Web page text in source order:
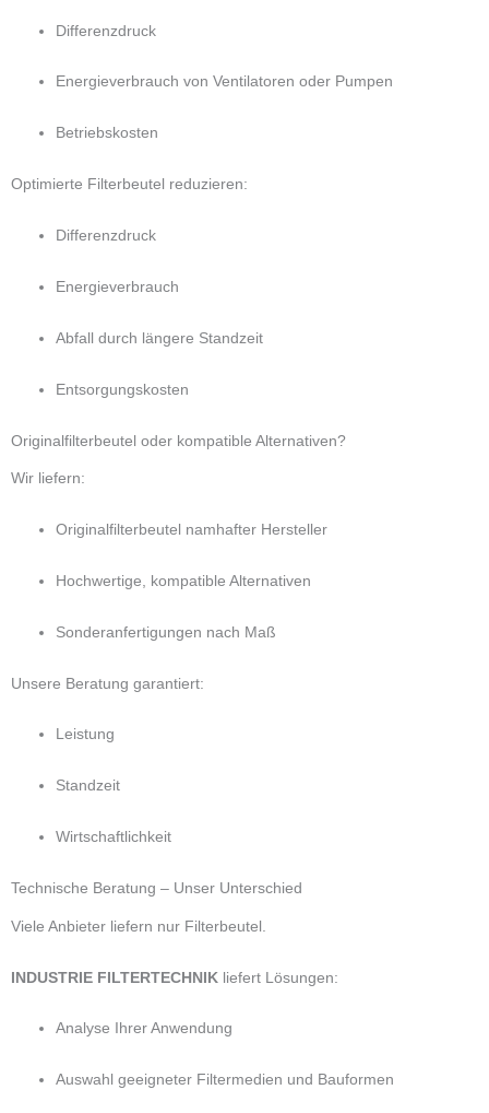
Differenzdruck
Energieverbrauch von Ventilatoren oder Pumpen
Betriebskosten
Optimierte Filterbeutel reduzieren:
Differenzdruck
Energieverbrauch
Abfall durch längere Standzeit
Entsorgungskosten
Originalfilterbeutel oder kompatible Alternativen?
Wir liefern:
Originalfilterbeutel namhafter Hersteller
Hochwertige, kompatible Alternativen
Sonderanfertigungen nach Maß
Unsere Beratung garantiert:
Leistung
Standzeit
Wirtschaftlichkeit
Technische Beratung – Unser Unterschied
Viele Anbieter liefern nur Filterbeutel.
INDUSTRIE FILTERTECHNIK liefert Lösungen:
Analyse Ihrer Anwendung
Auswahl geeigneter Filtermedien und Bauformen